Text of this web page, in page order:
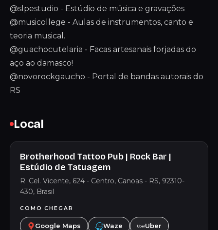
@slpestudio - Estúdio de música e gravações
@musicollege - Aulas de instrumentos, canto e
teoria musical.
@guachocutelaria - Facas artesanais forjadas do
aço ao damasco!
@novorockgaucho - Portal de bandas autorais do
RS
Local
Brotherhood Tattoo Pub | Rock Bar |
Estúdio de Tatuagem
R. Cel. Vicente, 624 - Centro, Canoas - RS, 92310-
430, Brasil
COMO CHEGAR
Google Maps Waze Uber